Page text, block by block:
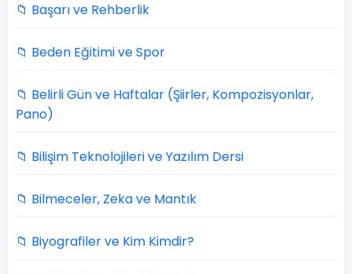
📁 Başarı ve Rehberlik
📁 Beden Eğitimi ve Spor
📁 Belirli Gün ve Haftalar (Şiirler, Kompozisyonlar,
Pano)
📁 Bilişim Teknolojileri ve Yazılım Dersi
📁 Bilmeceler, Zeka ve Mantık
📁 Biyografiler ve Kim Kimdir?